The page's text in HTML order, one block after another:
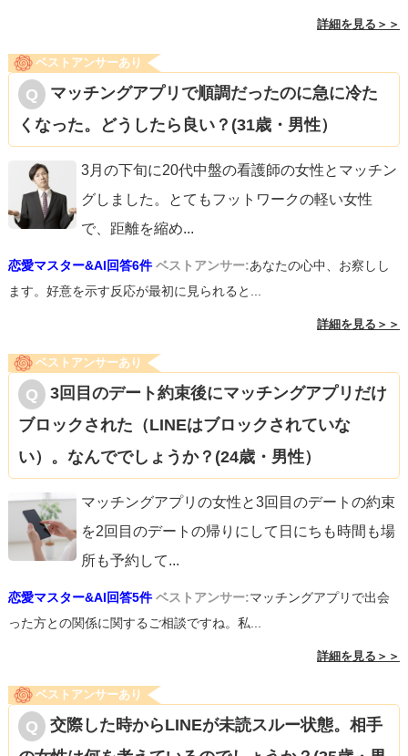
詳細を見る＞＞
ベストアンサーあり
マッチングアプリで順調だったのに急に冷た
くなった。どうしたら良い？(31歳・男性）
3月の下旬に20代中盤の看護師の女性とマッチン
グしました。とてもフットワークの軽い女性
で、距離を縮め...
恋愛マスター&AI回答6件 ベストアンサー:あなたの心中、お察しし
ます。好意を示す反応が最初に見られると...
詳細を見る＞＞
ベストアンサーあり
3回目のデート約束後にマッチングアプリだけ
ブロックされた（LINEはブロックされていな
い）。なんででしょうか？(24歳・男性）
マッチングアプリの女性と3回目のデートの約束
を2回目のデートの帰りにして日にちも時間も場
所も予約して...
恋愛マスター&AI回答5件 ベストアンサー:マッチングアプリで出会
った方との関係に関するご相談ですね。私...
詳細を見る＞＞
ベストアンサーあり
交際した時からLINEが未読スルー状態。相手